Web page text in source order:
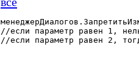
//если параметр равен 1,
//если параметр равен 2,